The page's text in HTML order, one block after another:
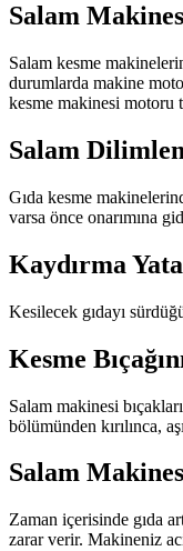
Salam
Salam kesme
durumlarda makine
kesme makinesi motoru
Salam
Gıda kesme
varsa önce onarımına
Kaydırma
Kesilecek gıdayı
Kesme
Salam makinesi
bölümünden kırılınca,
Salam
Zaman içerisinde gıda
zarar verir. Makineniz